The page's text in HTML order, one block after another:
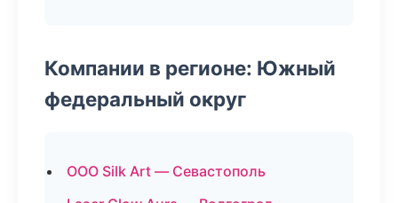
Компании в регионе: Южный
федеральный округ
ООО Silk Art — Севастополь